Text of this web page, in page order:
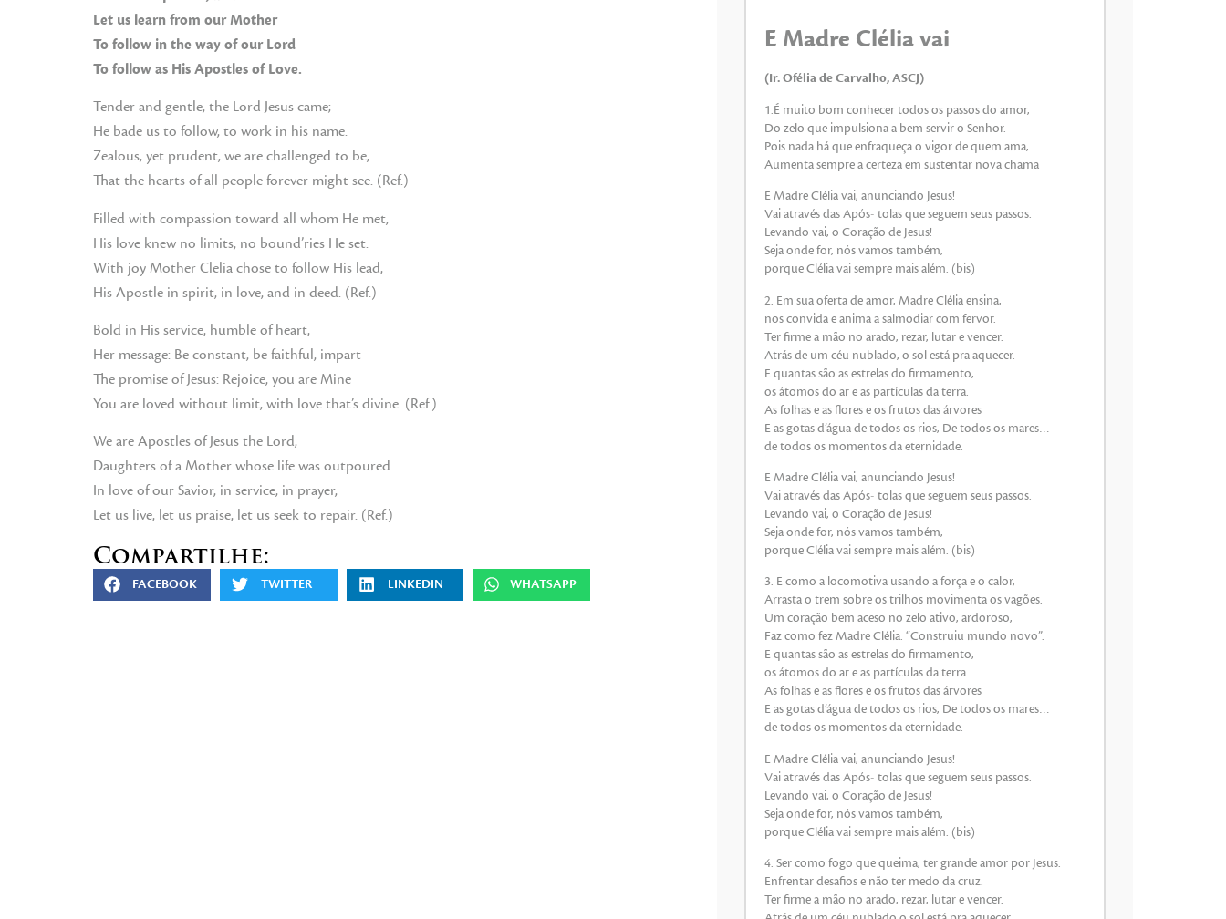
Let us learn from our Mother
To follow in the way of our Lord
To follow as His Apostles of Love.
Tender and gentle, the Lord Jesus came;
He bade us to follow, to work in his name.
Zealous, yet prudent, we are challenged to be,
That the hearts of all people forever might see. (Ref.)
Filled with compassion toward all whom He met,
His love knew no limits, no bound’ries He set.
With joy Mother Clelia chose to follow His lead,
His Apostle in spirit, in love, and in deed. (Ref.)
Bold in His service, humble of heart,
Her message: Be constant, be faithful, impart
The promise of Jesus: Rejoice, you are Mine
You are loved without limit, with love that’s divine. (Ref.)
We are Apostles of Jesus the Lord,
Daughters of a Mother whose life was outpoured.
In love of our Savior, in service, in prayer,
Let us live, let us praise, let us seek to repair. (Ref.)
Compartilhe:
FACEBOOK TWITTER LINKEDIN WHATSAPP
para
aumentar
ou
diminuir
E Madre Clélia vai
(Ir. Ofélia de Carvalho, ASCJ)
1.É muito bom conhecer todos os passos do amor,
Do zelo que impulsiona a bem servir o Senhor.
Pois nada há que enfraqueça o vigor de quem ama,
Aumenta sempre a certeza em sustentar nova chama
E Madre Clélia vai, anunciando Jesus!
Vai através das Após- tolas que seguem seus passos.
Levando vai, o Coração de Jesus!
Seja onde for, nós vamos também,
porque Clélia vai sempre mais além. (bis)
2. Em sua oferta de amor, Madre Clélia ensina,
nos convida e anima a salmodiar com fervor.
Ter firme a mão no arado, rezar, lutar e vencer.
Atrás de um céu nublado, o sol está pra aquecer.
E quantas são as estrelas do firmamento,
os átomos do ar e as partículas da terra.
As folhas e as flores e os frutos das árvores
E as gotas d’água de todos os rios, De todos os mares…
de todos os momentos da eternidade.
E Madre Clélia vai, anunciando Jesus!
Vai através das Após- tolas que seguem seus passos.
Levando vai, o Coração de Jesus!
Seja onde for, nós vamos também,
porque Clélia vai sempre mais além. (bis)
3. E como a locomotiva usando a força e o calor,
Arrasta o trem sobre os trilhos movimenta os vagões.
Um coração bem aceso no zelo ativo, ardoroso,
Faz como fez Madre Clélia: “Construiu mundo novo”.
E quantas são as estrelas do firmamento,
os átomos do ar e as partículas da terra.
As folhas e as flores e os frutos das árvores
E as gotas d’água de todos os rios, De todos os mares…
de todos os momentos da eternidade.
E Madre Clélia vai, anunciando Jesus!
Vai através das Após- tolas que seguem seus passos.
Levando vai, o Coração de Jesus!
Seja onde for, nós vamos também,
porque Clélia vai sempre mais além. (bis)
4. Ser como fogo que queima, ter grande amor por Jesus.
Enfrentar desafios e não ter medo da cruz.
Ter firme a mão no arado, rezar, lutar e vencer.